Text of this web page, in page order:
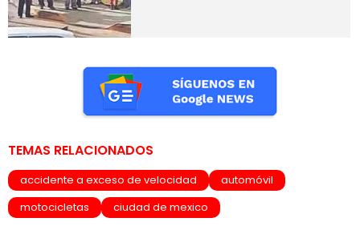
TEMAS RELACIONADOS
accidente a exceso de velocidad
automóvil
motocicletas
ciudad de mexico